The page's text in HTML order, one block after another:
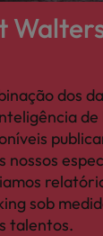
dos
nossos
sob
talentos.